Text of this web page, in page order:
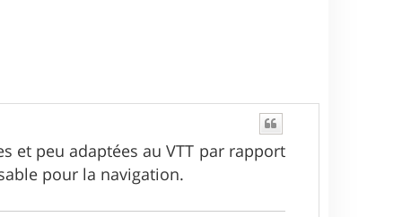
et peu adaptées au VTT par rapport
pour la navigation.